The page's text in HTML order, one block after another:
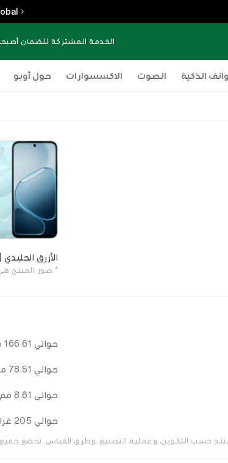
الخدمة المشتركة للضمان
الذكية الصوت الاكسسوارات حول أوبو
الأزرق
* صور المنتج
حوالي 166.61 مم
حوالي 78.51 مم
حوالي 8.61 مم
حوالي 205 غرامات
حسب التكوين، وعملية التصنيع، وطرق القياس. تخضع جميع